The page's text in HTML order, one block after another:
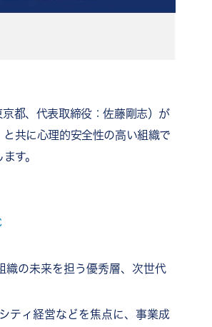
都、代表取締役：佐藤剛志）が
共に心理的安全性の高い組織で
す。
織の未来を担う優秀層、次世代
ティ経営などを焦点に、事業成